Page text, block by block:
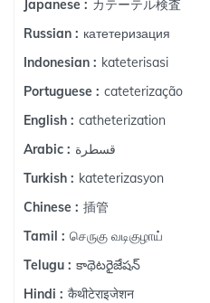
Japanese : カテーテル検査
Russian : катетеризация
Indonesian : kateterisasi
Portuguese : cateterização
English : catheterization
Arabic : قسطرة
Turkish : kateterizasyon
Chinese : 插管
Tamil : செருகு வடிகுழாய்
Telugu : కాథెటరైజేషన్
Hindi : कैथीटेराइजेशन